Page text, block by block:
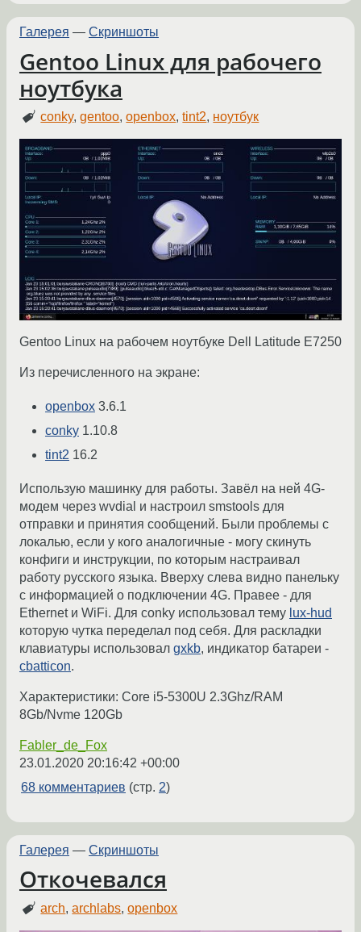
Галерея — Скриншоты
Gentoo Linux для рабочего
ноутбука
conky,gentoo,openbox,tint2, ноутбук
Gentoo Linux на рабочем ноутбуке Dell Latitude E7250
Из перечисленного на экране:
openbox 3.6.1
conky 1.10.8
tint2 16.2
Использую машинку для работы. Завёл на ней 4G-
модем через wvdial и настроил smstools для
отправки и принятия сообщений. Были проблемы с
локалью, если у кого аналогичные - могу скинуть
конфиги и инструкции, по которым настраивал
работу русского языка. Вверху слева видно панельку
с информацией о подключении 4G. Правее - для
Ethernet и WiFi. Для conky использовал тему lux-hud
которую чутка переделал под себя. Для раскладки
клавиатуры использовал gxkb, индикатор батареи -
cbatticon.
Характеристики: Core i5-5300U 2.3Ghz/RAM
8Gb/Nvme 120Gb
Fabler_de_Fox
23.01.2020 20:16:42 +00:00
68 комментариев (стр. 2)
Галерея — Скриншоты
Откочевался
arch,archlabs,openbox